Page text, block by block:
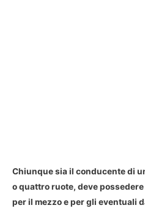
Chiunque sia il conducente di
o quattro ruote, deve
per il mezzo e per gli eventuali